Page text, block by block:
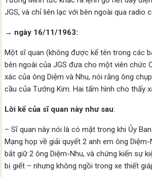
JGS, và chỉ liên lạc với bên ngoài qua radio
→ ngày 16/11/1963:
Một sĩ quan (không được kể tên trong các
bên ngoài của JGS đưa cho một viên chức
xác của ông Diệm và Nhu, nói rằng ông
cầu của Tướng Kim. Hai tấm hình cho thấy
Lời kể của sĩ quan này như sau:
– Sĩ quan này nói là có mặt trong khi Ủy
Mạng họp về giải quyết 2 anh em ông
bắt giữ 2 ông Diệm-Nhu, và chứng kiến sự
bị giết – nhưng không ngồi trong xe thiết